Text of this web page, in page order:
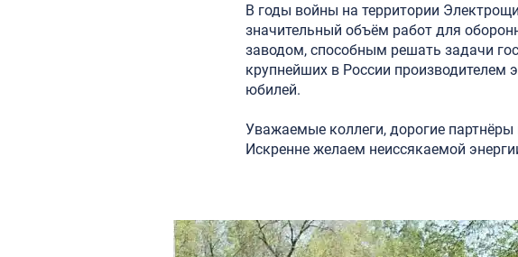
В годы войны на территории
значительный объём работ для
заводом, способным решать задачи
крупнейших в России производителем
юбилей.
Уважаемые коллеги, дорогие
Искренне желаем неиссякаемой